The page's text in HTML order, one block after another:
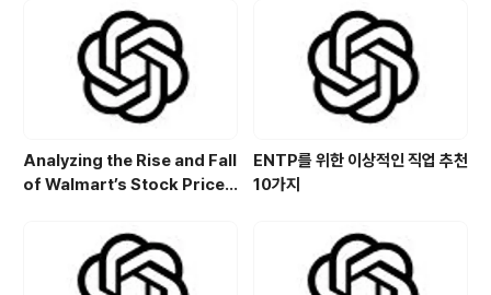
Analyzing the Rise and Fall
of Walmart’s Stock Price:
ENTP를 위한 이상적인 직업 추천
10가지